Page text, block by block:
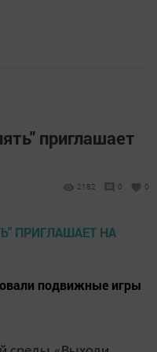
приглашает
2182 0 0
подвижные игры